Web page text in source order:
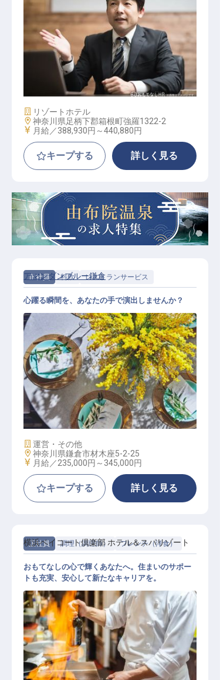
支配人候補
施設業態
リゾートホテル
勤務地
神奈川県足柄下郡箱根町強羅1322-2
給与
月給／388,930円～440,880円
キープする 詳しく見る
正社員 料飲 レストランサービス
レストランサービススタッフ
アマンダンブルー鎌倉
心躍る瞬間を、あなたの手で演出しませんか？
施設業態
運営・その他
勤務地
神奈川県鎌倉市材木座5-2-25
給与
月給／235,000円～ 345,000円
キープする 詳しく見る
正社員 調理（調理師） フレンチ（洋食）
横浜ベイコート倶楽部 ホテル＆スパリゾート
おもてなしの心で輝くあなたへ。住まいのサポー
トも充実、安心して新たなキャリアを。